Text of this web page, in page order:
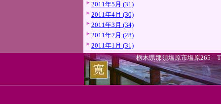
2011年5月 (31)
2011年4月 (30)
2011年3月 (34)
2011年2月 (28)
2011年1月 (31)
栃木県那須塩原市塩原265